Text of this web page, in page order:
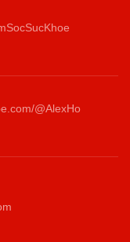
@AlexHo